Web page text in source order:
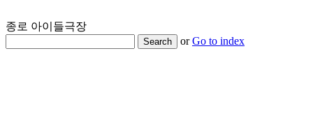
종로 아이들극장
Search orGo to index